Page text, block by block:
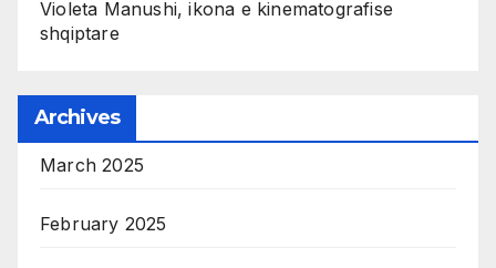
Violeta Manushi, ikona e kinematografise
shqiptare
Archives
March 2025
February 2025